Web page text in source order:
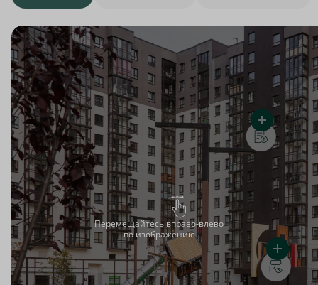
Перемещайтесь вправо-влево
по изображению